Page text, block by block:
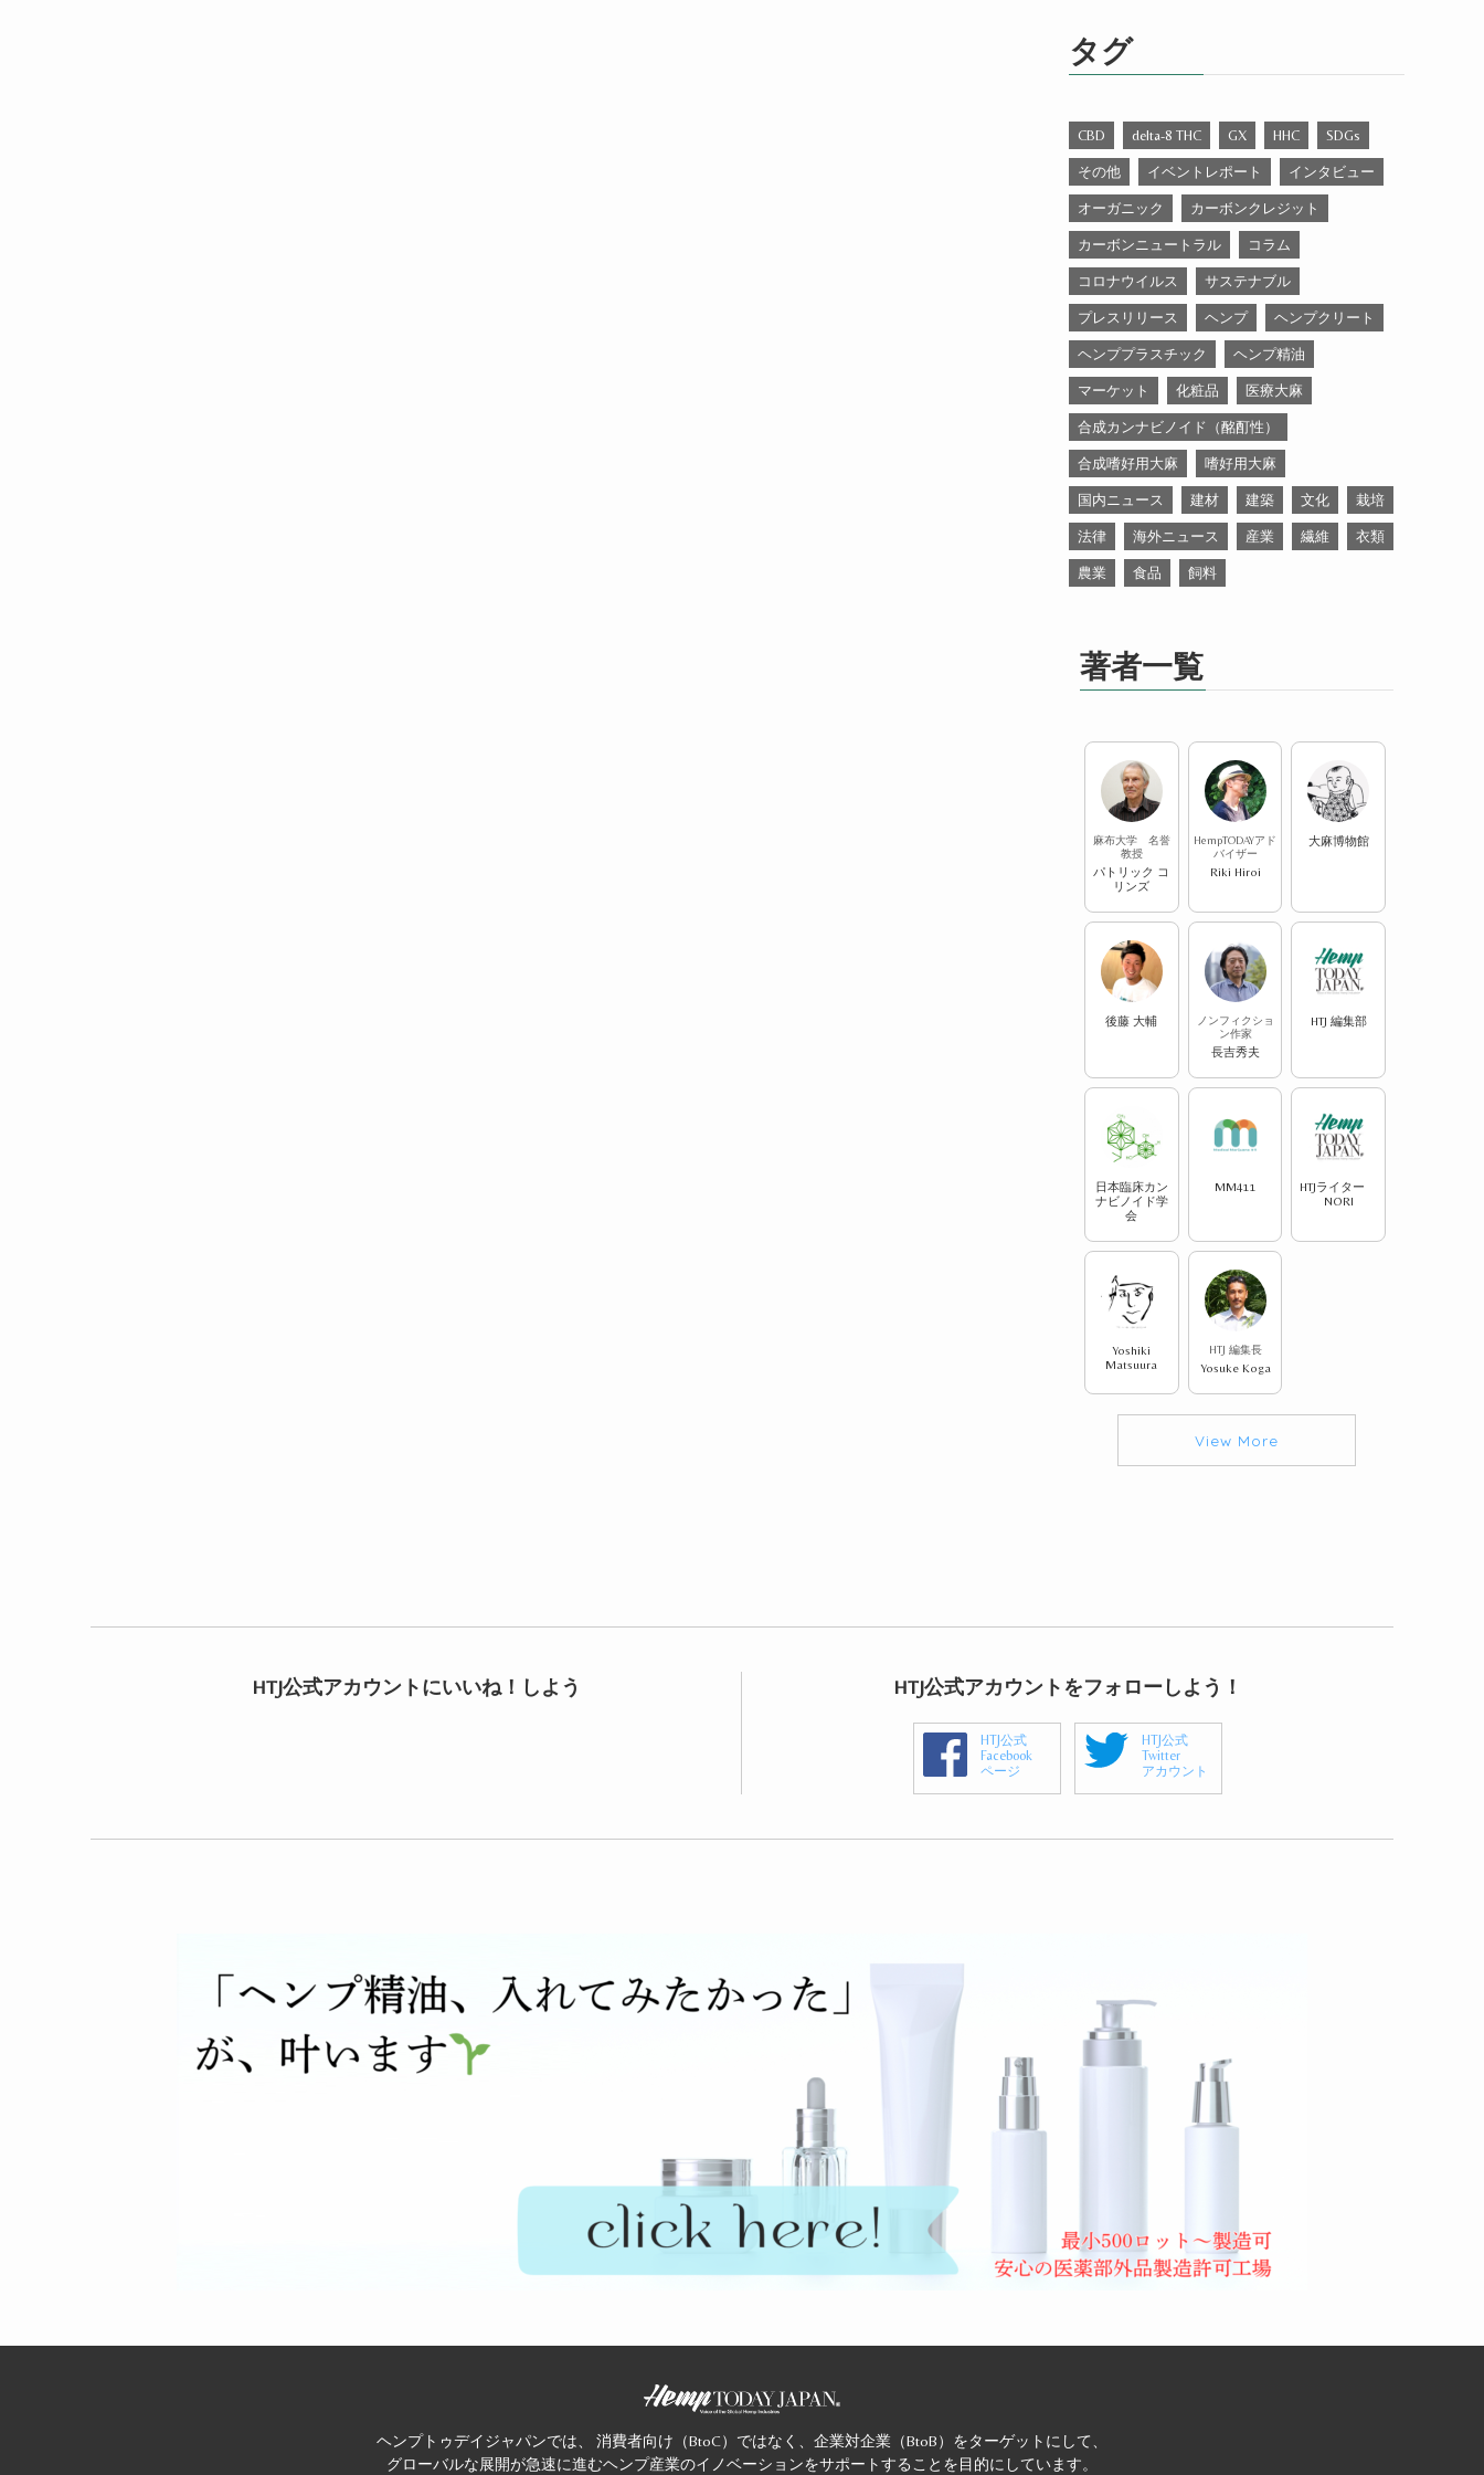
ー
タグ
CBD delta-8 THC GX HHC SDGs
その他 イベントレポート インタビュー
オーガニック カーボンクレジット
カーボンニュートラル コラム
コロナウイルス サステナブル
プレスリリース ヘンプ ヘンプクリート
ヘンププラスチック ヘンプ精油
マーケット 化粧品 医療大麻
合成カンナビノイド（酩酊性）
合成嗜好用大麻 嗜好用大麻
国内ニュース 建材 建築 文化 栽培
法律 海外ニュース 産業 繊維 衣類
農業 食品 飼料
著者一覧
麻布大学 名誉
教授
パトリック コ
リンズ
HempTODAYアド
バイザー
Riki Hiroi
大麻博物館
後藤 大輔
ノンフィクショ
ン作家
長吉秀夫
HTJ 編集部
日本臨床カン
ナビノイド学
会
MM411
HTJライター
NORI
Yoshiki
Matsuura
HTJ 編集長
Yosuke Koga
View More
HTJ公式アカウントにいいね！しよう HTJ公式アカウントをフォローしよう！
HTJ公式
Facebook
ページ
HTJ公式
Twitter
アカウント
ヘンプトゥデイジャパンでは、 消費者向け（BtoC）ではなく、企業対企業（BtoB）をターゲットにして、
グローバルな展開が急速に進むヘンプ産業のイノベーションをサポートすることを目的にしています。